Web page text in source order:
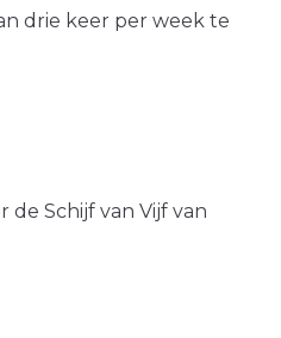
drie keer per week te
Schijf van Vijf van